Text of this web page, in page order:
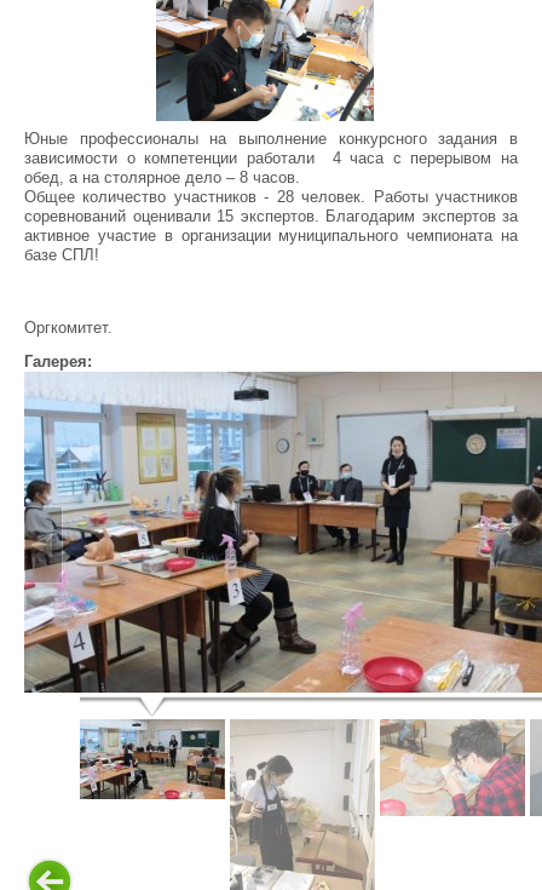
Юные профессионалы на выполнение конкурсного задания в
зависимости о компетенции работали 4 часа с перерывом на
обед, а на столярное дело – 8 часов.
Общее количество участников - 28 человек. Работы участников
соревнований оценивали 15 экспертов. Благодарим экспертов за
активное участие в организации муниципального чемпионата на
базе СПЛ!
Оргкомитет.
Галерея: